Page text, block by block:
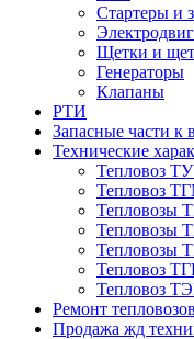
Стартеры и
Щетки и
Генераторы
Клапаны
РТИ
Запасные части к
Технические
Тепловоз
Тепловоз
Тепловозы
Тепловозы
Тепловозы
Тепловоз
Тепловоз
Ремонт тепловозов
Продажа жд